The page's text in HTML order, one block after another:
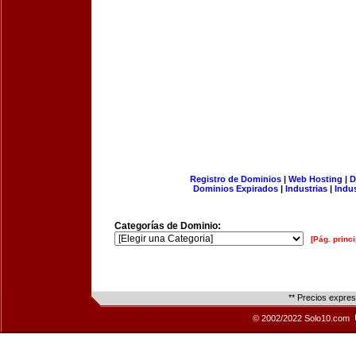
Registro de Dominios| Web Hosting |
Dominios Expirados | Industrias |
Categorías de Dominio:
[Pág.
** Precios
© 2002/2022 Solo10.com